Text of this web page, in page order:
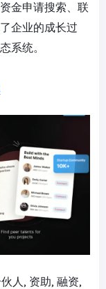
金申请搜索、联
企业的成长过
系统。
人, 资助, 融资,